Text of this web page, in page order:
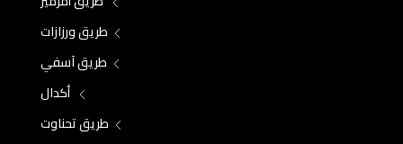
طريق ورزازات
طريق آسفي
أكدال
طريق تحناوت